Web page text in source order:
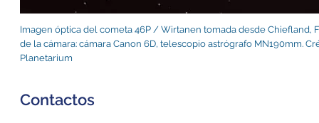
Imagen óptica del cometa 46P / Wirtanen tomada desde Chiefland,
de la cámara: cámara Canon 6D, telescopio astrógrafo MN190mm.
Planetarium
Contactos